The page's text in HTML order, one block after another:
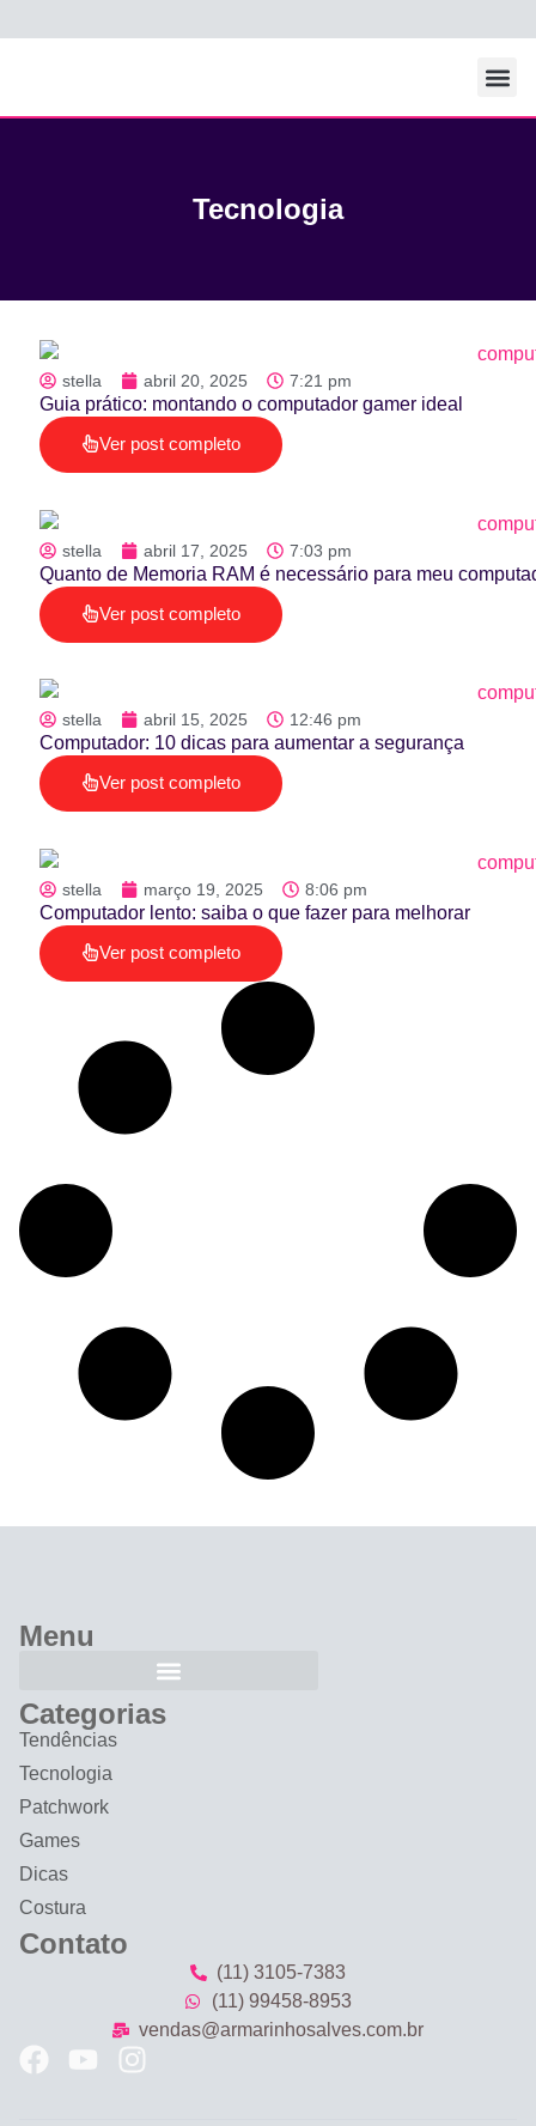
Tecnologia
stella abril 20, 2025 7:21 pm
Guia prático: montando o computador gamer ideal
Ver post completo
stella abril 17, 2025 7:03 pm
Quanto de Memoria RAM é necessário para meu
Ver post completo
stella abril 15, 2025 12:46 pm
Computador: 10 dicas para aumentar a segurança
Ver post completo
stella março 19, 2025 8:06 pm
Computador lento: saiba o que fazer para melhorar
Ver post completo
Menu
Categorias
Tendências
Tecnologia
Patchwork
Games
Dicas
Costura
Contato
(11) 3105-7383
(11) 99458-8953
vendas@armarinhosalves.com.br